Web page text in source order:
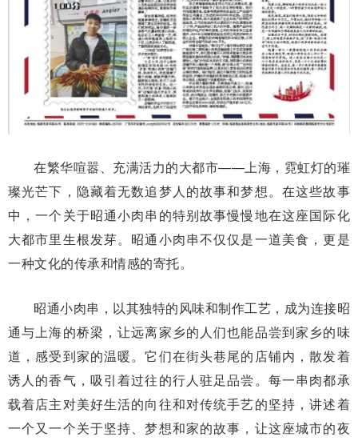
在繁华喧嚣、充满活力的大都市——上海，霓虹灯的璀
璨光芒下，隐藏着无数追梦人的故事和梦想。在这些故事
中，一个关于昭通小肉串的特别故事慢慢地在这座国际化
大都市里生根发芽。昭通小肉串不仅仅是一道美食，更是
一种文化的传承和情感的寄托。
昭通小肉串，以其独特的风味和制作工艺，成为连接昭
通与上海的桥梁，让远离家乡的人们也能品尝到家乡的味
道，感受到家的温暖。它们在街头巷尾的店铺内，散发着
诱人的香气，吸引着过往的行人驻足品尝。每一串肉都承
载着店主对美好生活的向往和对传统手艺的坚持，讲述着
一个又一个关于坚持、梦想和家的故事，让这座城市的夜